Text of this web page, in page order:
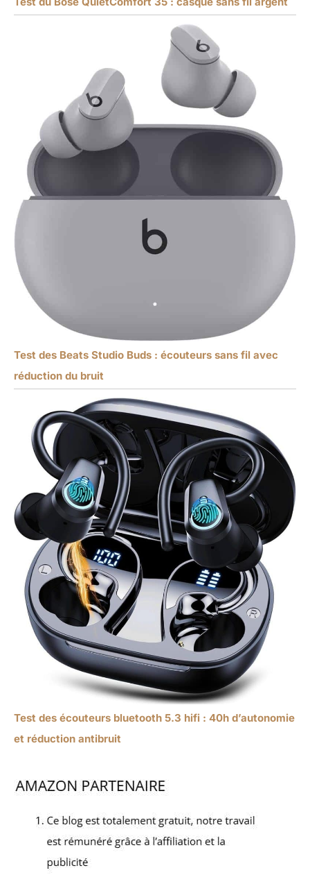
Test des Beats Studio Buds : écouteurs sans fil avec
réduction du bruit
Test des écouteurs bluetooth 5.3 hifi : 40h d’autonomie
et réduction antibruit